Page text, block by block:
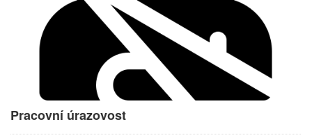
Pracovní úrazovost